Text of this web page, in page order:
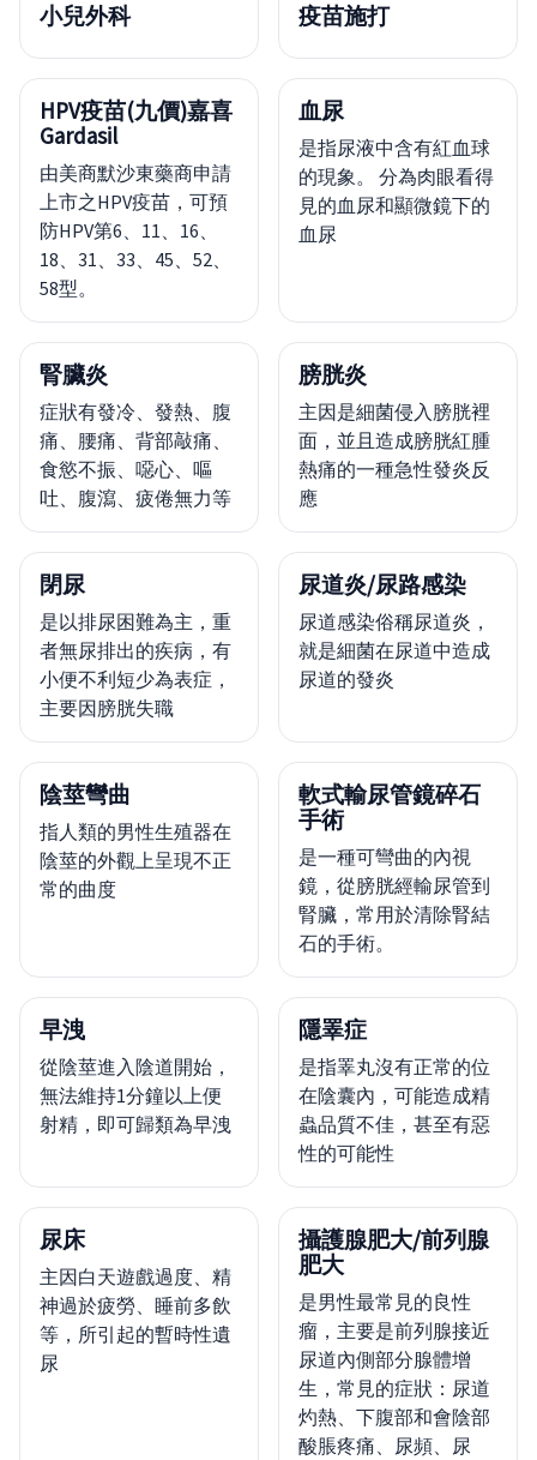
小兒外科 疫苗施打
HPV疫苗(九價)嘉喜
Gardasil
由美商默沙東藥商申請
上市之HPV疫苗，可預
防HPV第6、11、16、
18、31、33、45、52、
58型。
血尿
是指尿液中含有紅血球
的現象。 分為肉眼看得
見的血尿和顯微鏡下的
血尿
腎臟炎
症狀有發冷、發熱、腹
痛、腰痛、背部敲痛、
食慾不振、噁心、嘔
吐、腹瀉、疲倦無力等
膀胱炎
主因是細菌侵入膀胱裡
面，並且造成膀胱紅腫
熱痛的一種急性發炎反
應
閉尿
是以排尿困難為主，重
者無尿排出的疾病，有
小便不利短少為表症，
主要因膀胱失職
尿道炎/尿路感染
尿道感染俗稱尿道炎，
就是細菌在尿道中造成
尿道的發炎
陰莖彎曲
指人類的男性生殖器在
陰莖的外觀上呈現不正
常的曲度
軟式輸尿管鏡碎石
手術
是一種可彎曲的內視
鏡，從膀胱經輸尿管到
腎臟，常用於清除腎結
石的手術。
早洩
從陰莖進入陰道開始，
無法維持1分鐘以上便
射精，即可歸類為早洩
隱睪症
是指睪丸沒有正常的位
在陰囊內，可能造成精
蟲品質不佳，甚至有惡
性的可能性
尿床
主因白天遊戲過度、精
神過於疲勞、睡前多飲
等，所引起的暫時性遺
尿
攝護腺肥大/前列腺
肥大
是男性最常見的良性
瘤，主要是前列腺接近
尿道內側部分腺體增
生，常見的症狀：尿道
灼熱、下腹部和會陰部
酸脹疼痛、尿頻、尿